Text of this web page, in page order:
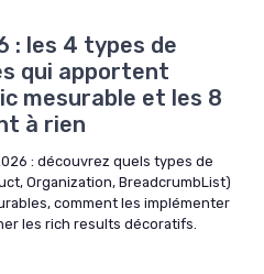
: les 4 types de
qui apportent
mesurable et les 8
à rien
: découvrez quels types de
Organization, BreadcrumbList)
comment les implémenter
les rich results décoratifs.